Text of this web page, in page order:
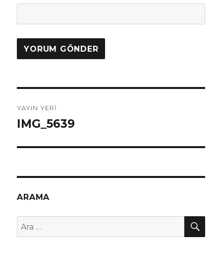
dolaşımı
YAYIN YERI
IMG_5639
ARAMA
Ara: